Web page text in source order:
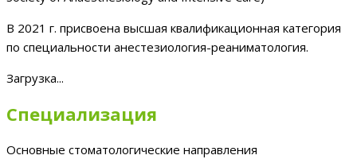
В 2021 г. присвоена высшая квалификационная категория
по специальности анестезиология-реаниматология.
Загрузка...
Специализация
Основные стоматологические направления